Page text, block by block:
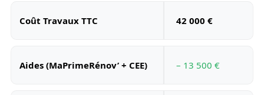
Coût Travaux TTC 42 000 €
Aides (MaPrimeRénov’ + CEE) – 13 500 €